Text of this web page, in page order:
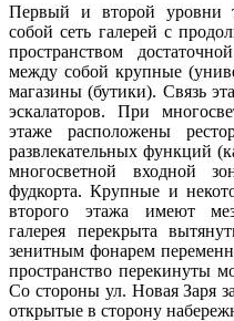
Первый и второй уровни
собой сеть галерей с
пространством
между собой крупные
магазины (бутики). Связь
эскалаторов. При
этаже расположены
развлекательных функций
многосветной входной
фудкорта. Крупные и
второго этажа имеют
галерея перекрыта
зенитным фонарем
пространство перекинуты
Со стороны ул. Новая Заря
открытые в сторону